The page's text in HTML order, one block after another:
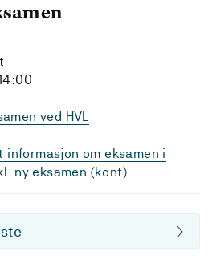
ved HVL
informasjon om eksamen i
ny eksamen (kont)